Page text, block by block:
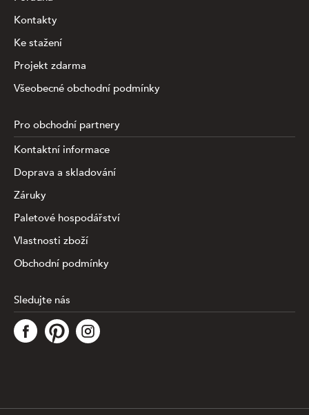
Tato stránka využívá soubory cookies ke shromažďování a
analýze informací o výkonu a používání webu, zajištění
fungování funkcí ze sociálních médií a ke zlepšení a
Kontakty
Ke stažení
Projekt zdarma
Všeobecné obchodní podmínky
Pro obchodní partnery
Kontaktní informace
Doprava a skladování
Záruky
Paletové hospodářství
Vlastnosti zboží
Obchodní podmínky
Sledujte nás